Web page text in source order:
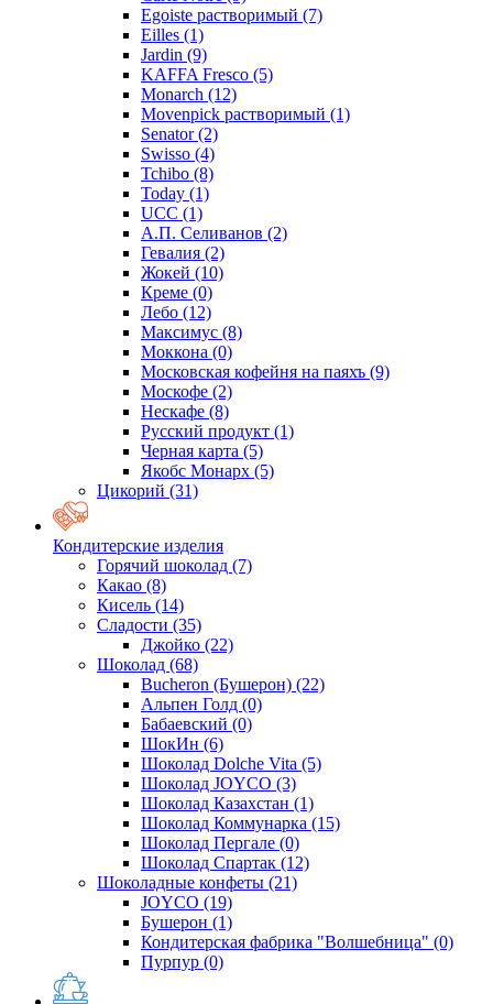
Egoiste растворимый (7)
Eilles (1)
Jardin (9)
KAFFA Fresco (5)
Monarch (12)
Movenpick растворимый (1)
Senator(2)
Swisso (4)
Tchibo (8)
Today (1)
UCC (1)
А.П. Селиванов (2)
Гевалия (2)
Жокей (10)
Креме (0)
Лебо (12)
Максимус (8)
Моккона (0)
Московская кофейня на паяхъ (9)
Москофе (2)
Нескафе (8)
Русский продукт (1)
Черная карта (5)
Якобс Монарх (5)
Цикорий (31)
Кондитерские изделия
Горячий шоколад (7)
Какао (8)
Кисель (14)
Сладости (35)
Джойко (22)
Шоколад (68)
Bucheron (Бушерон) (22)
Альпен Голд (0)
Бабаевский (0)
ШокИн (6)
Шоколад Dolche Vita (5)
Шоколад JOYCO (3)
Шоколад Казахстан (1)
Шоколад Коммунарка (15)
Шоколад Пергале (0)
Шоколад Спартак (12)
Шоколадные конфеты (21)
JOYCO (19)
Бушерон (1)
Кондитерская фабрика "Волшебница" (0)
Пурпур (0)